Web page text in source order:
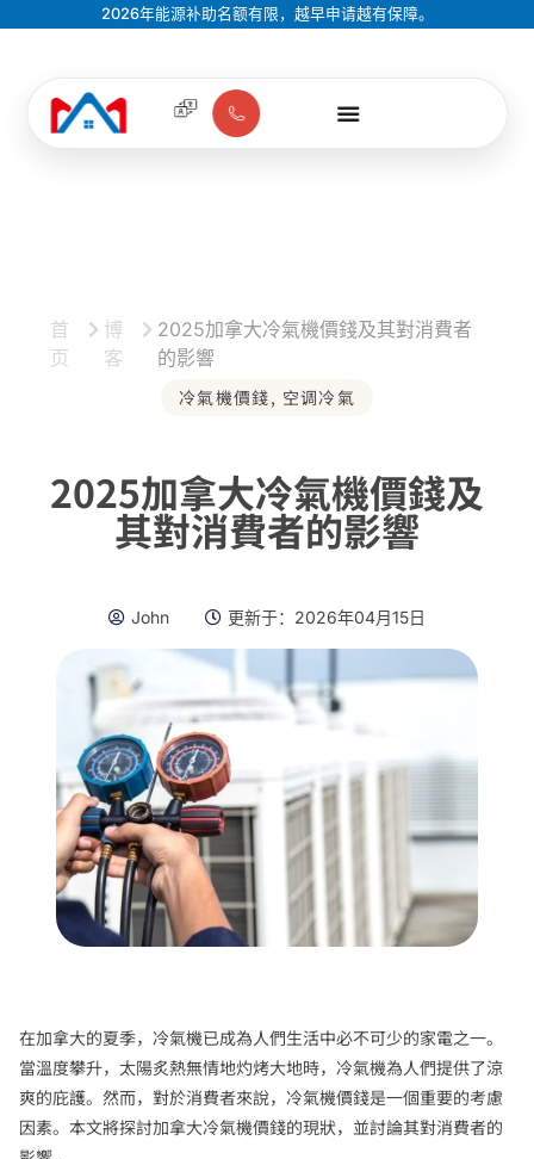
2026年能源补助名额有限，越早申请越有保障。
首
页
博
客
2025加拿大冷氣機價錢及其對消費者
的影響
冷氣機價錢, 空调冷氣
2025加拿大冷氣機價錢及
其對消費者的影響
John 更新于： 2026年04月15日
在加拿大的夏季，冷氣機已成為人們生活中必不可少的家電之一。
當溫度攀升，太陽炙熱無情地灼烤大地時，冷氣機為人們提供了涼
爽的庇護。然而，對於消費者來說，冷氣機價錢是一個重要的考慮
因素。本文將探討加拿大冷氣機價錢的現狀，並討論其對消費者的